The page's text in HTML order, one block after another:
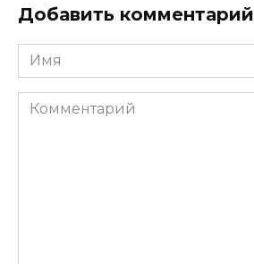
Добавить комментарий
Имя
Комментарий